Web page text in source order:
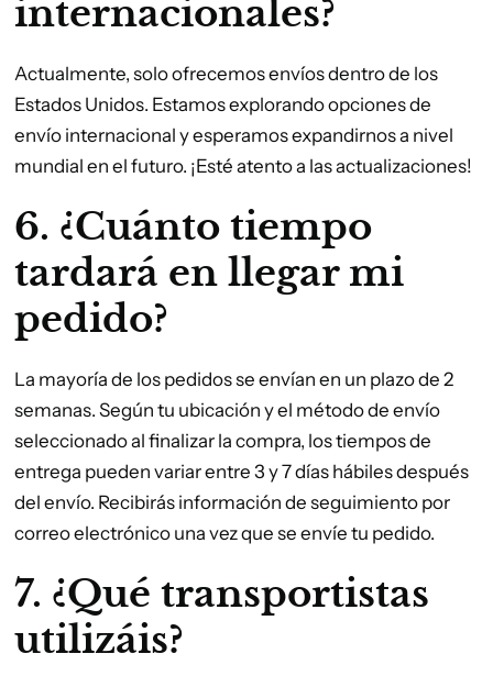
internacionales?
Actualmente, solo ofrecemos envíos dentro de los
Estados Unidos. Estamos explorando opciones de
envío internacional y esperamos expandirnos a nivel
mundial en el futuro. ¡Esté atento a las actualizaciones!
6. ¿Cuánto tiempo
tardará en llegar mi
pedido?
La mayoría de los pedidos se envían en un plazo de 2
semanas. Según tu ubicación y el método de envío
seleccionado al finalizar la compra, los tiempos de
entrega pueden variar entre 3 y 7 días hábiles después
del envío. Recibirás información de seguimiento por
correo electrónico una vez que se envíe tu pedido.
7. ¿Qué transportistas
utilizáis?